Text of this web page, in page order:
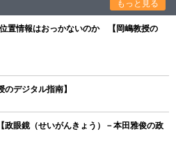
もっと見る
置情報はおっかないのか 【岡嶋教授の
デジタル指南】
眼鏡（せいがんきょう）－本田雅俊の政